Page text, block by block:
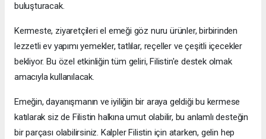
buluşturacak.
Kermeste, ziyaretçileri el emeği göz nuru ürünler, birbirinden
lezzetli ev yapımı yemekler, tatlılar, reçeller ve çeşitli içecekler
bekliyor. Bu özel etkinliğin tüm geliri, Filistin'e destek olmak
amacıyla kullanılacak.
Emeğin, dayanışmanın ve iyiliğin bir araya geldiği bu kermese
katılarak siz de Filistin halkına umut olabilir, bu anlamlı desteğin
bir parçası olabilirsiniz. Kalpler Filistin için atarken, gelin hep